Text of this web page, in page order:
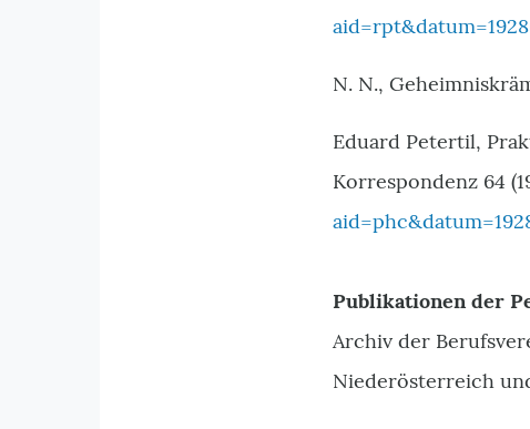
N. N.,
Eduard Petertil,
Korrespondenz 64
Publikationen der
Archiv der
Niederösterreich